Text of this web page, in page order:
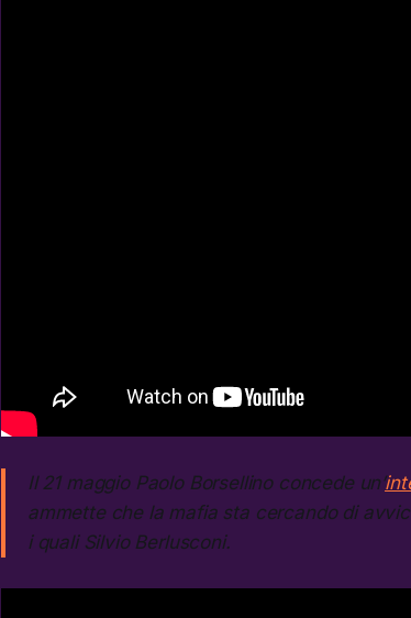
Il 21 maggio Paolo Borsellino concede un’
ammette che la mafia sta cercando di
i quali Silvio Berlusconi.